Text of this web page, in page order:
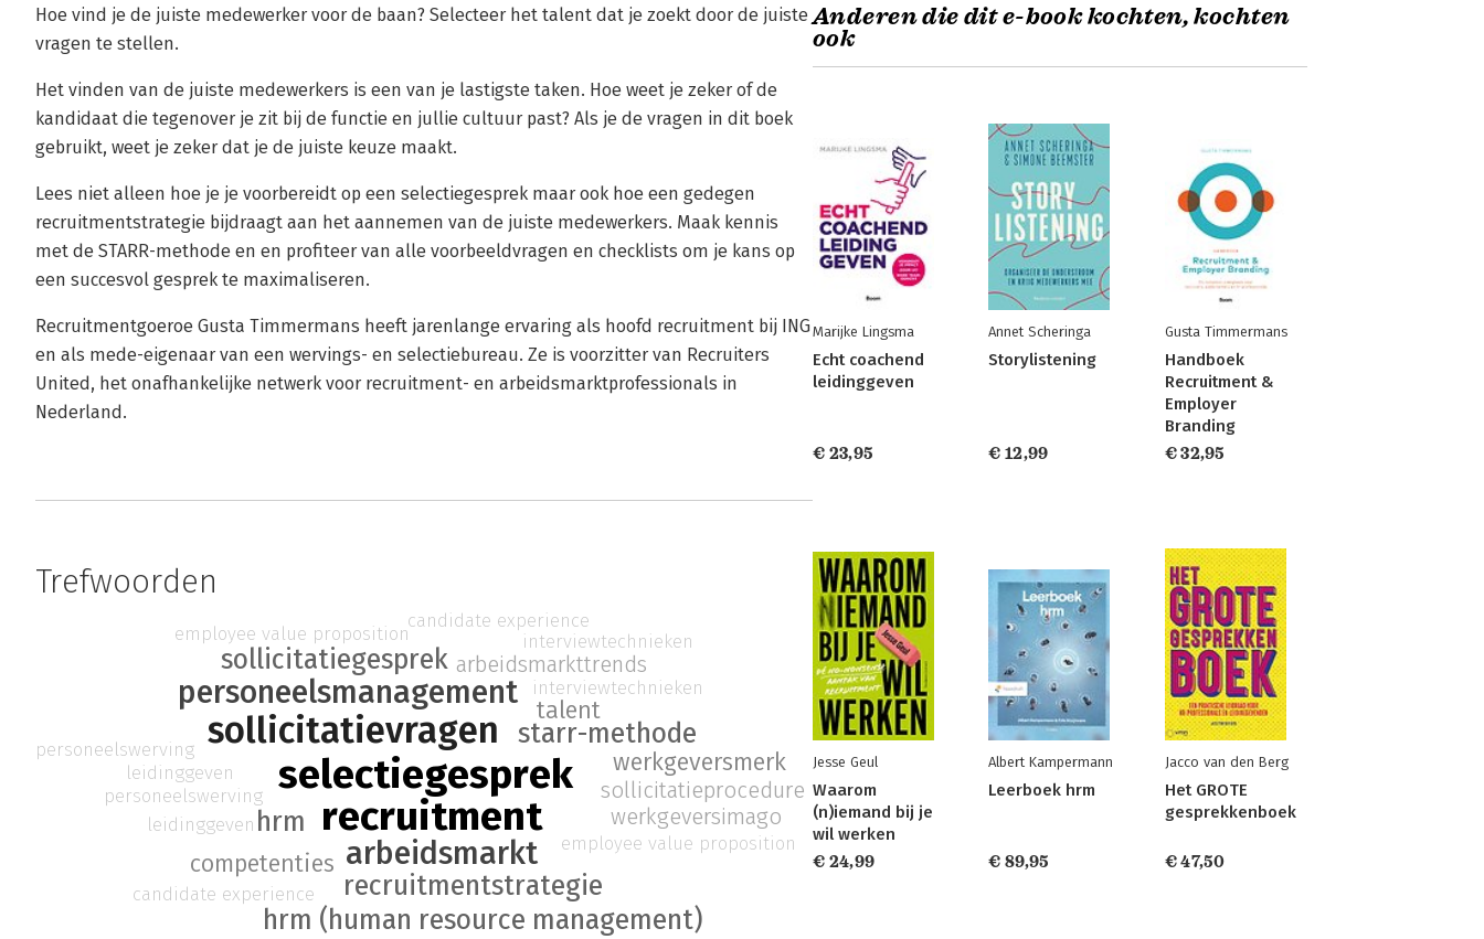
Hoe vind je de juiste medewerker voor de baan? Selecteer het talent dat je zoekt door de juiste
vragen te stellen.
Het vinden van de juiste medewerkers is een van je lastigste taken. Hoe weet je zeker of de
kandidaat die tegenover je zit bij de functie en jullie cultuur past? Als je de vragen in dit boek
gebruikt, weet je zeker dat je de juiste keuze maakt.
Lees niet alleen hoe je je voorbereidt op een selectiegesprek maar ook hoe een gedegen
recruitmentstrategie bijdraagt aan het aannemen van de juiste medewerkers. Maak kennis
met de STARR-methode en en profiteer van alle voorbeeldvragen en checklists om je kans op
een succesvol gesprek te maximaliseren.
Recruitmentgoeroe Gusta Timmermans heeft jarenlange ervaring als hoofd recruitment bij ING
en als mede-eigenaar van een wervings- en selectiebureau. Ze is voorzitter van Recruiters
United, het onafhankelijke netwerk voor recruitment- en arbeidsmarktprofessionals in
Nederland.
Trefwoorden
selectiegesprek
recruitment
sollicitatievragen
personeelsmanagement
arbeidsmarkt
recruitmentstrategie
hrm
sollicitatiegesprek
hrm (human resource management)
starr-methode
talent
competenties
werkgeversmerk
arbeidsmarkttrends
sollicitatieprocedure
werkgeversimago
leidinggeven
employee value proposition
personeelswerving
candidate experience
interviewtechnieken
leidinggeven
employee value proposition
personeelswerving
candidate experience
interviewtechnieken
Anderen die dit e-book kochten, kochten
ook
Marijke Lingsma
Echt coachend
leidinggeven
€ 23,95
Annet Scheringa
Storylistening
€ 12,99
Gusta Timmermans
Handboek
Recruitment &
Employer
Branding
€ 32,95
Jesse Geul
Waarom
(n)iemand bij je
wil werken
€ 24,99
Albert Kampermann
Leerboek hrm
€ 89,95
Jacco van den Berg
Het GROTE
gesprekkenboek
€ 47,50